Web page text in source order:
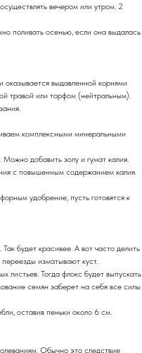
вечером или утром. 2
поливать осенью, если она выдалась
выдавленной корнями
травой или торфом (нейтральным).
комплексными минеральными
Можно добавить золу и гумат калия.
с повышенным содержанием калия.
удобрение, пусть готовятся к
будет красивее. А вот часто делить
изматывают куст.
листьев. Тогда флокс будет выпускать
семян заберет на себя все силы
оставив пеньки около 6 см.
Обычно это следствие